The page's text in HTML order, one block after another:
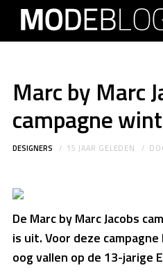
Marc by Marc
campagne
DESIGNERS 15 JAAR GELEDEN
De Marc by Marc Jacobs
is uit. Voor deze
oog vallen op de 13-jarige